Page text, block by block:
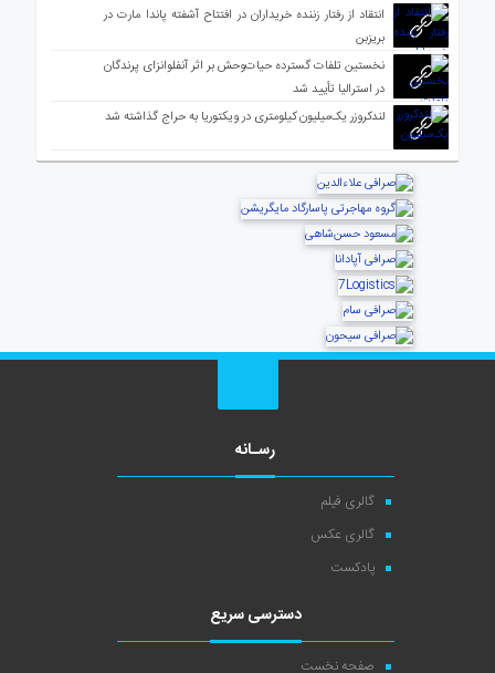
انتقاد از رفتار زننده خریداران در افتتاح آشفته پاندا مارت در
بریزبن
نخستین تلفات گسترده حیات‌وحش بر اثر آنفلوانزای پرندگان
در استرالیا تأیید شد
لندکروزر یک‌میلیون کیلومتری در ویکتوریا به حراج گذاشته شد
رسـانه
گالری فیلم
گالری عکس
پادکست
دسترسی سریع
صفحه نخست